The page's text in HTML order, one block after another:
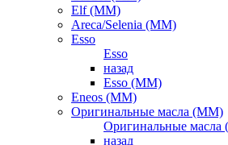
Elf (ММ)
Areca/Selenia (ММ)
Esso
Esso
назад
Esso (ММ)
Eneos (ММ)
Оригинальные масла (ММ)
Оригинальные
назад